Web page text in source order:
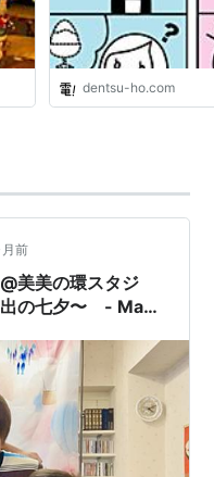
dentsu-ho.com
月前
美美の環スタジ
の七夕〜 - Make